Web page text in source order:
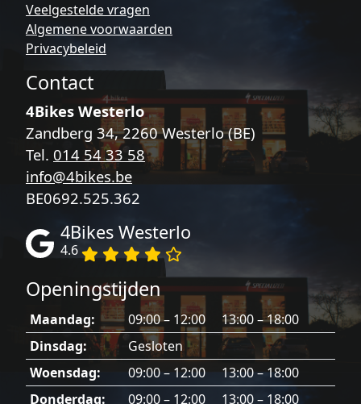
Veelgestelde vragen
Algemene voorwaarden
Privacybeleid
Contact
4Bikes Westerlo
Zandberg 34, 2260 Westerlo (BE)
Tel. 014 54 33 58
info@4bikes.be
BE0692.525.362
4Bikes Westerlo
4.6
Openingstijden
Maandag:
09:00 – 12:00 13:00 – 18:00
Dinsdag:
Gesloten
Woensdag:
09:00 – 12:00 13:00 – 18:00
Donderdag:
09:00 – 12:00 13:00 – 18:00